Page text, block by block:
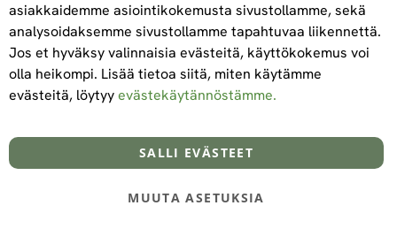
Tilaa
Tietoa meistä
@‌2025 FooDeliDoo
Toimitus- ja maksuehdot
asiakkaidemme asiointikokemusta sivustollamme, sekä
analysoidaksemme sivustollamme tapahtuvaa liikennettä.
Jos et hyväksy valinnaisia evästeitä, käyttökokemus voi
olla heikompi. Lisää tietoa siitä, miten käytämme
evästeitä, löytyyevästekäytännöstämme.
SALLI EVÄSTEET
MUUTA ASETUKSIA